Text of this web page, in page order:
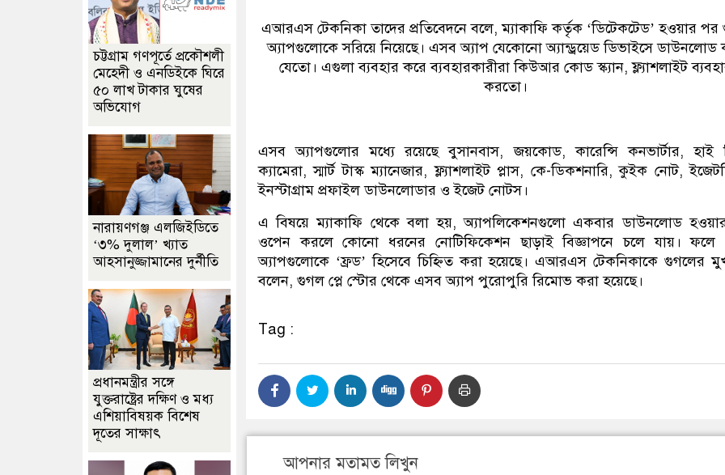
এআরএস টেকনিকা তাদের প্রতিবেদনে বলে, ম্যাকাফি কর্তৃক ‘ডিটেকটেড’ হওয়ার
অ্যাপগুলোকে সরিয়ে নিয়েছে। এসব অ্যাপ যেকোনো অ্যান্ড্রয়েড ডিভাইসে ডাউনলোড
যেতো। এগুলা ব্যবহার করে ব্যবহারকারীরা কিউআর কোড স্ক্যান, ফ্ল্যাশলাইট
করতো।
এসব অ্যাপগুলোর মধ্যে রয়েছে বুসানবাস, জয়কোড, কারেন্সি কনভার্টার, হাই
ক্যামেরা, স্মার্ট টাস্ক ম্যানেজার, ফ্ল্যাশলাইট প্লাস, কে-ডিকশনারি, কুইক নোট,
ইনস্টাগ্রাম প্রফাইল ডাউনলোডার ও ইজেট নোটস।
এ বিষয়ে ম্যাকাফি থেকে বলা হয়, অ্যাপলিকেশনগুলো একবার ডাউনলোড
ওপেন করলে কোনো ধরনের নোটিফিকেশন ছাড়াই বিজ্ঞাপনে চলে যায়।
অ্যাপগুলোকে ‘ফ্রড’ হিসেবে চিহ্নিত করা হয়েছে। এআরএস টেকনিকাকে গুগলের
বলেন, গুগল প্লে স্টোর থেকে এসব অ্যাপ পুরোপুরি রিমোভ করা হয়েছে।
Tag :
আপনার মতামত লিখুন
চট্টগ্রাম গণপূর্তে প্রকৌশলী
মেহেদী ও এনডিইকে ঘিরে
৫০ লাখ টাকার ঘুষের
অভিযোগ
নারায়ণগঞ্জ এলজিইডিতে
‘৩% দুলাল’ খ্যাত
আহসানুজ্জামানের দুর্নীতি
প্রধানমন্ত্রীর সঙ্গে
যুক্তরাষ্ট্রের দক্ষিণ ও মধ্য
এশিয়াবিষয়ক বিশেষ
দূতের সাক্ষাৎ